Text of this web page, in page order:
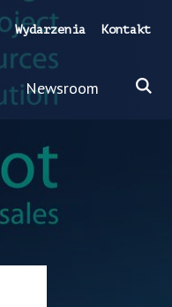
Newsroom
Wydarzenia Kontakt